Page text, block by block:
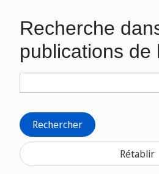
Recherche
publications de
Rechercher
Rétablir